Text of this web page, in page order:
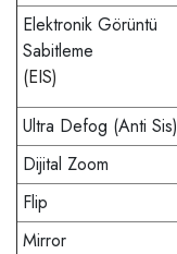
Elektronik Görüntü
Sabitleme
(EIS)
Ultra Defog (Anti Sis)
Dijital Zoom
Flip
Mirror